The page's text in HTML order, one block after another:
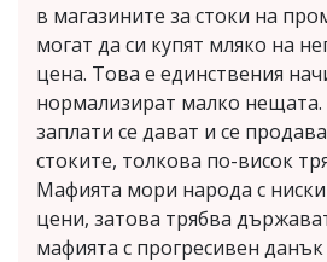
в магазините за стоки на
могат да си купят мляко на
цена. Това е единствения
нормализират малко нещата.
заплати се дават и се
стоките, толкова по-висок
Мафията мори народа с
цени, затова трябва
мафията с прогресивен данък